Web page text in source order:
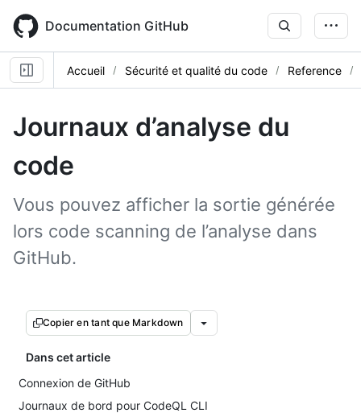
main
content
Documentation GitHub
Accueil Sécurité et qualité du code Reference
Journaux d’analyse du
code
Vous pouvez afficher la sortie générée
lors code scanning de l’analyse dans
GitHub.
Copier en tant que Markdown
Dans cet article
Connexion de GitHub
Journaux de bord pour CodeQL CLI